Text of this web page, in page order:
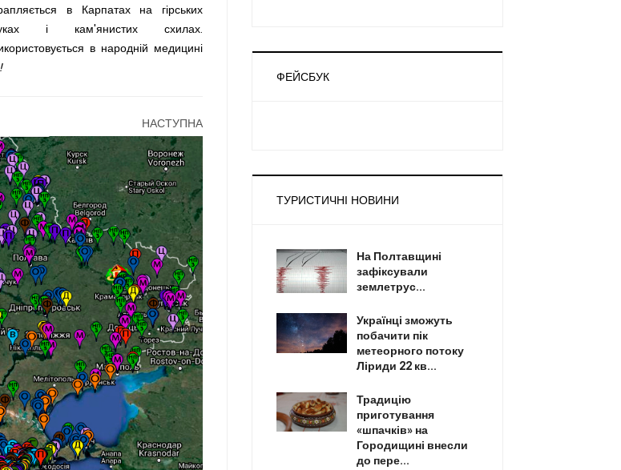
в Карпатах на гірських
і кам'янистих схилах.
в народній медицині
!
НАСТУПНА
ФЕЙСБУК
ТУРИСТИЧНІ НОВИНИ
На Полтавщині
зафіксували
землетрус...
Українці зможуть
побачити пік
метеорного потоку
Ліриди 22 кв...
Традицію
приготування
«шпачків» на
Городищині внесли
до пере...